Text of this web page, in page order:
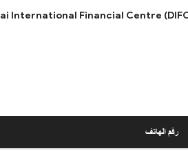
International Financial Centre (DIFC),
رقم الهاتف